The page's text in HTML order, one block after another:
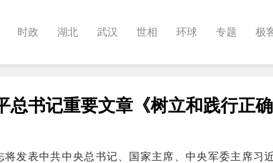
时政 湖北 武汉 世相 环球 专题 极
影像 帅作文 International 职教院 酒道
总书记重要文章《树立和践行正确
发表中共中央总书记、国家主席、中央军委主席习